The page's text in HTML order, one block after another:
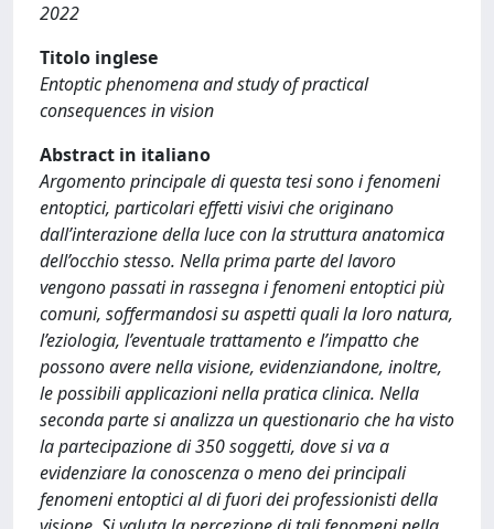
2022
Titolo inglese
Entoptic phenomena and study of practical
consequences in vision
Abstract in italiano
Argomento principale di questa tesi sono i fenomeni
entoptici, particolari effetti visivi che originano
dall’interazione della luce con la struttura anatomica
dell’occhio stesso. Nella prima parte del lavoro
vengono passati in rassegna i fenomeni entoptici più
comuni, soffermandosi su aspetti quali la loro natura,
l’eziologia, l’eventuale trattamento e l’impatto che
possono avere nella visione, evidenziandone, inoltre,
le possibili applicazioni nella pratica clinica. Nella
seconda parte si analizza un questionario che ha visto
la partecipazione di 350 soggetti, dove si va a
evidenziare la conoscenza o meno dei principali
fenomeni entoptici al di fuori dei professionisti della